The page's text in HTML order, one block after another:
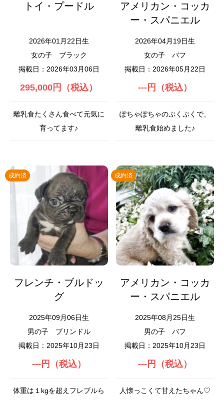
トイ・プードル
2026年01月22日生
女の子
ブラック
掲載日：2026年03月06日
295,000円（税込）
離乳食たくさん食べて元気に
育ってます♪
アメリカン・コッカ
ー・スパニエル
2026年04月19日生
女の子
バフ
掲載日：2026年05月22日
---円（税込）
ぽちゃぽちゃのぷくぷくで、
離乳食始めました♪
成約済
フレンチ・ブルドッ
グ
2025年09月06日生
男の子
ブリンドル
掲載日：2025年10月23日
---円（税込）
体重は１kgを超えフレブルら
成約済
アメリカン・コッカ
ー・スパニエル
2025年08月25日生
男の子
バフ
掲載日：2025年10月23日
---円（税込）
人懐っこくて甘えたちゃん♡